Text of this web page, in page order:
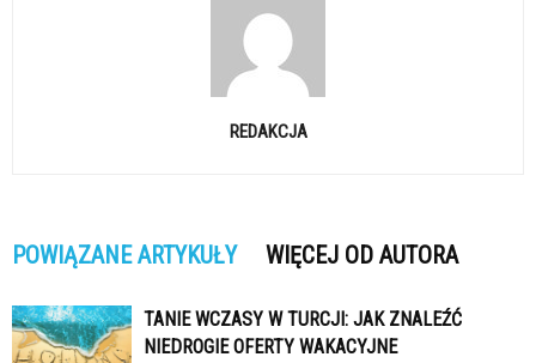
REDAKCJA
POWIĄZANE ARTYKUŁY WIĘCEJ OD AUTORA
TANIE WCZASY W TURCJI: JAK ZNALEŹĆ
NIEDROGIE OFERTY WAKACYJNE